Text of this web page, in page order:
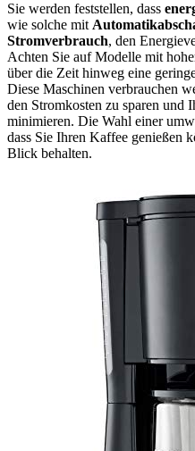
Sie werden feststellen, dass
wie solche mit
Stromverbrauch, den
Achten Sie auf Modelle mit
über die Zeit hinweg eine
Diese Maschinen verbrauchen
den Stromkosten zu sparen und
minimieren. Die Wahl einer
dass Sie Ihren Kaffee genießen
Blick behalten.